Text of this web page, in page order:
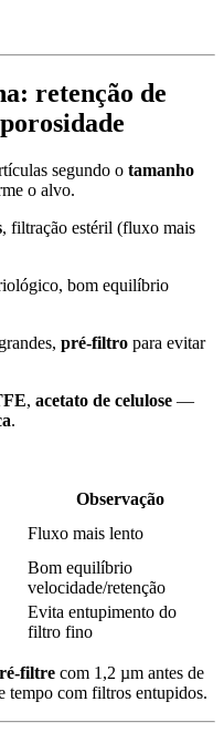
retenção de
segundo o tamanho
o alvo.
, filtração estéril (fluxo mais
bom equilíbrio
pré-filtro para evitar
, acetato de celulose —
.
Observação
Fluxo mais lento
Bom equilíbrio
velocidade/retenção
Evita entupimento do
filtro fino
filtre com 1,2 µm antes de
com filtros entupidos.